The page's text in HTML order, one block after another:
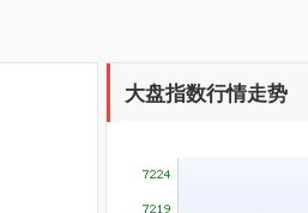
大盘指数行情走势